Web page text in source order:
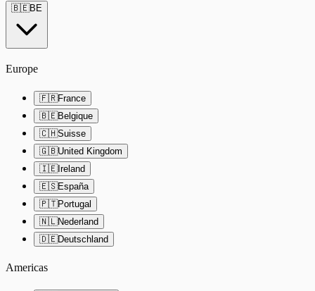
🇧🇪BE
Europe
🇫🇷France
🇧🇪Belgique
🇨🇭Suisse
🇬🇧United Kingdom
🇮🇪Ireland
🇪🇸España
🇵🇹Portugal
🇳🇱Nederland
🇩🇪Deutschland
Americas